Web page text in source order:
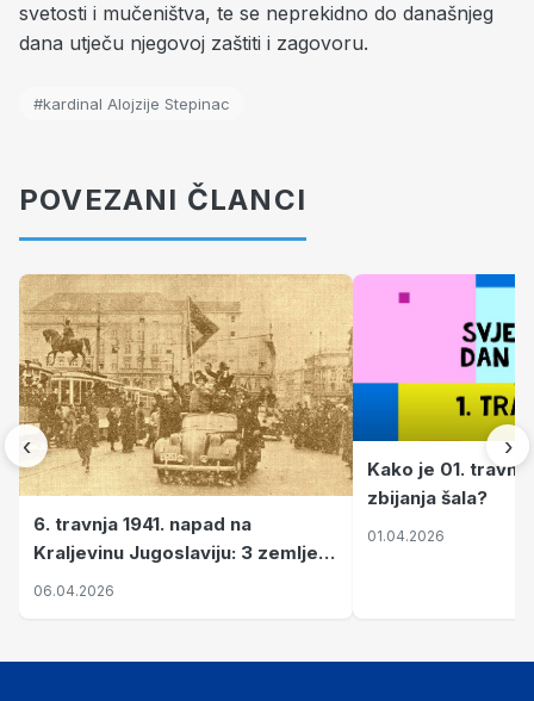
svetosti i mučeništva, te se neprekidno do današnjeg
dana utječu njegovoj zaštiti i zagovoru.
#kardinal Alojzije Stepinac
POVEZANI ČLANCI
‹
6. travnja 1941. napad na
Kraljevinu Jugoslaviju: 3 zemlje
nastale njenim raspadom
06.04.2026
Kako je 01.
zbijanja šala?
01.04.2026
›